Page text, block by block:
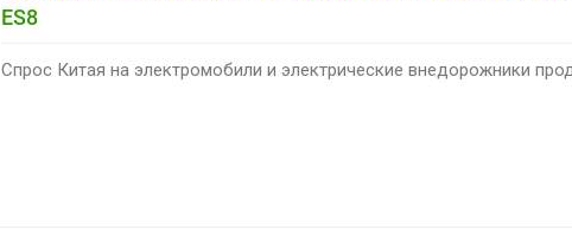
ES8
Спрос Китая на электромобили и электрические внедорожники